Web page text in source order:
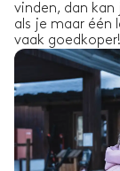
Tomer K.
23/11/2025
⭐⭐⭐⭐⭐
We
zeker wat
geduldig,
more
vinden, dan kan
als je maar één
vaak goedkoper!